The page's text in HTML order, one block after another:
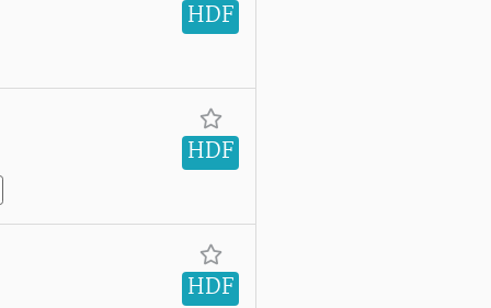
HDF
HDF
HDF